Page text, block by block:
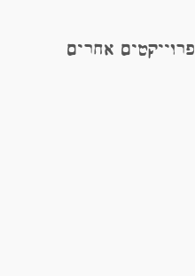
פרוייקטים אחרים